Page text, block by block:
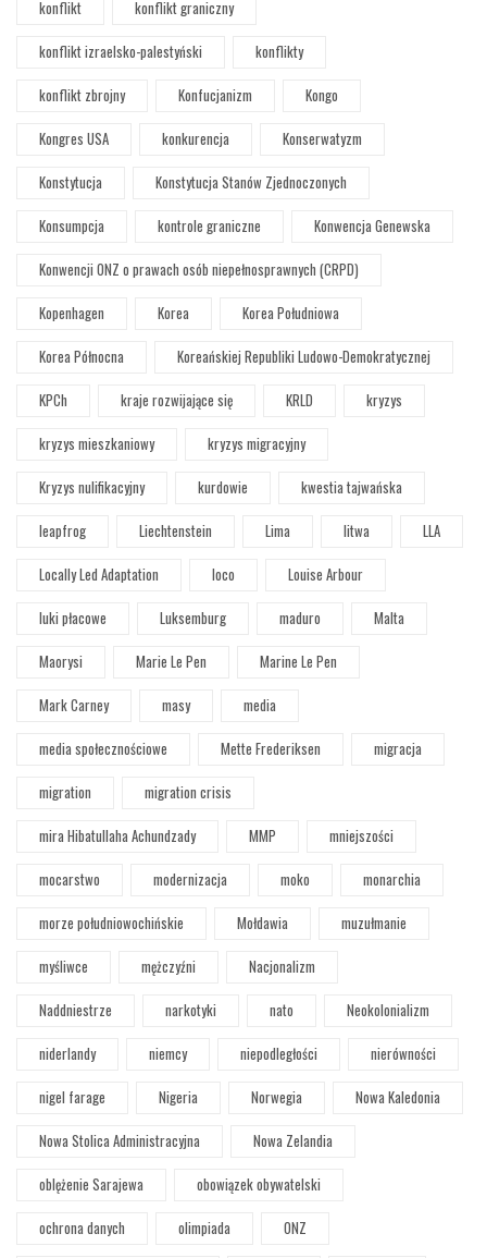
konflikt
konflikt graniczny
konflikt izraelsko-palestyński
konflikty
konflikt zbrojny
Konfucjanizm
Kongo
Kongres USA
konkurencja
Konserwatyzm
Konstytucja
Konstytucja Stanów Zjednoczonych
Konsumpcja
kontrole graniczne
Konwencja Genewska
Konwencji ONZ o prawach osób niepełnosprawnych (CRPD)
Kopenhagen
Korea
Korea Południowa
Korea Północna
Koreańskiej Republiki Ludowo-Demokratycznej
KPCh
kraje rozwijające się KRLD
kryzys
kryzys mieszkaniowy
kryzys migracyjny
Kryzys nulifikacyjny
kurdowie
kwestia tajwańska
leapfrog
Liechtenstein Lima litwa
LLA
Locally Led Adaptation
loco
Louise Arbour
luki płacowe
Luksemburg maduro
Malta
Maorysi
Marie Le Pen
Marine Le Pen
Mark Carney
masy
media
media społecznościowe
Mette Frederiksen
migracja
migration
migration crisis
mira Hibatullaha Achundzady
MMP
mniejszości
mocarstwo
modernizacja moko
monarchia
morze południowochińskie
Mołdawia
muzułmanie
myśliwce
mężczyźni
Nacjonalizm
Naddniestrze
narkotyki nato
Neokolonializm
niderlandy
niemcy niepodległości
nierówności
nigel farage
Nigeria Norwegia
Nowa Kaledonia
Nowa Stolica Administracyjna
Nowa Zelandia
oblężenie Sarajewa
obowiązek obywatelski
ochrona danych
olimpiada
ONZ